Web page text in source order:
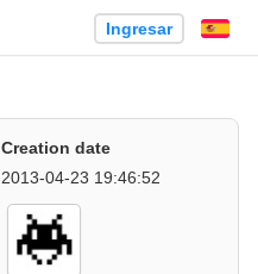
Ingresar
Creation date
2013-04-23 19:46:52